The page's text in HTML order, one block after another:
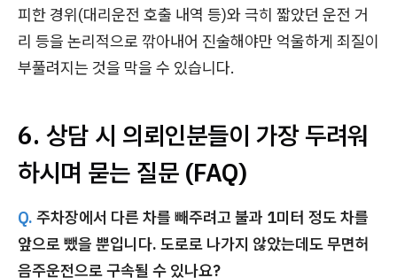
피한 경위(대리운전 호출 내역 등)와 극히 짧았던 운전 거
리 등을 논리적으로 깎아내어 진술해야만 억울하게 죄질이
부풀려지는 것을 막을 수 있습니다.
6. 상담 시 의뢰인분들이 가장 두려워
하시며 묻는 질문 (FAQ)
Q. 주차장에서 다른 차를 빼주려고 불과 1미터 정도 차를
앞으로 뺐을 뿐입니다. 도로로 나가지 않았는데도 무면허
음주운전으로 구속될 수 있나요?